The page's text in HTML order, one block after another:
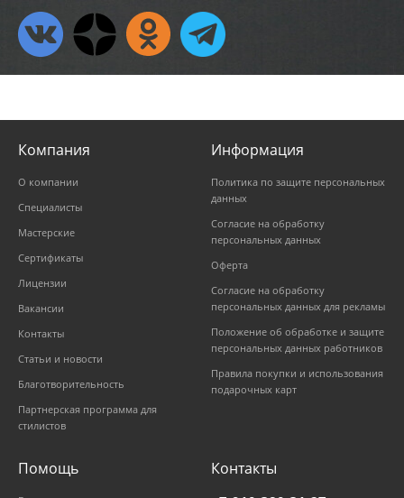
Компания
О компании
Специалисты
Мастерские
Сертификаты
Лицензии
Вакансии
Контакты
Статьи и новости
Благотворительность
Партнерская программа для
стилистов
Информация
Политика по защите персональных
данных
Согласие на обработку
персональных данных
Оферта
Согласие на обработку
персональных данных для рекламы
Положение об обработке и защите
персональных данных работников
Правила покупки и использования
подарочных карт
Помощь Контакты